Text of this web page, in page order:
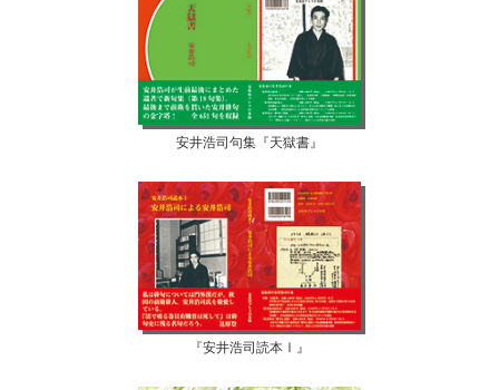
安井浩司句集『天獄書』
『安井浩司読本Ⅰ』